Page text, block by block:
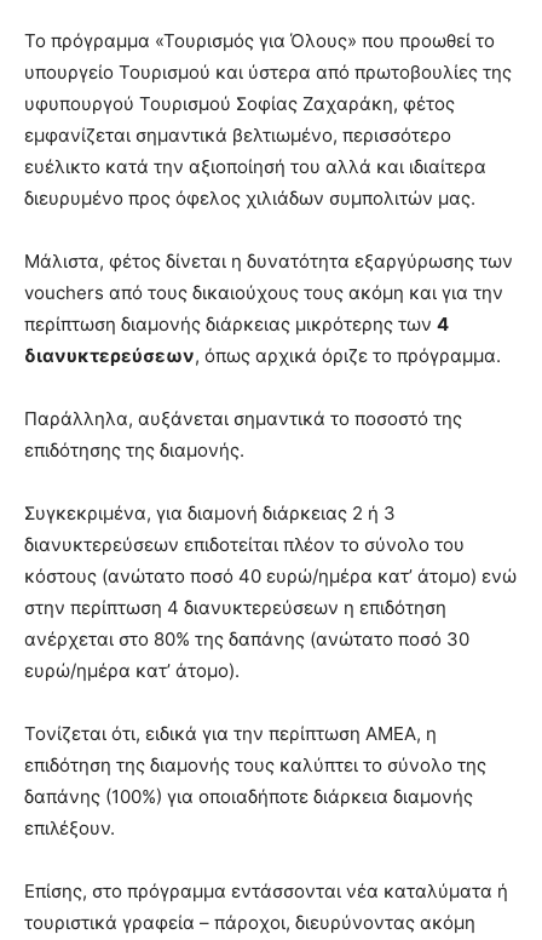
Το πρόγραμμα «Τουρισμός για Όλους» που προωθεί το
υπουργείο Τουρισμού και ύστερα από πρωτοβουλίες της
υφυπουργού Τουρισμού Σοφίας Ζαχαράκη, φέτος
εμφανίζεται σημαντικά βελτιωμένο, περισσότερο
ευέλικτο κατά την αξιοποίησή του αλλά και ιδιαίτερα
διευρυμένο προς όφελος χιλιάδων συμπολιτών μας.
Μάλιστα, φέτος δίνεται η δυνατότητα εξαργύρωσης των
vouchers από τους δικαιούχους τους ακόμη και για την
περίπτωση διαμονής διάρκειας μικρότερης των 4
διανυκτερεύσεων, όπως αρχικά όριζε το πρόγραμμα.
Παράλληλα, αυξάνεται σημαντικά το ποσοστό της
επιδότησης της διαμονής.
Συγκεκριμένα, για διαμονή διάρκειας 2 ή 3
διανυκτερεύσεων επιδοτείται πλέον το σύνολο του
κόστους (ανώτατο ποσό 40 ευρώ/ημέρα κατ’ άτομο) ενώ
στην περίπτωση 4 διανυκτερεύσεων η επιδότηση
ανέρχεται στο 80% της δαπάνης (ανώτατο ποσό 30
ευρώ/ημέρα κατ’ άτομο).
Τονίζεται ότι, ειδικά για την περίπτωση ΑΜΕΑ, η
επιδότηση της διαμονής τους καλύπτει το σύνολο της
δαπάνης (100%) για οποιαδήποτε διάρκεια διαμονής
επιλέξουν.
Επίσης, στο πρόγραμμα εντάσσονται νέα καταλύματα ή
τουριστικά γραφεία – πάροχοι, διευρύνοντας ακόμη